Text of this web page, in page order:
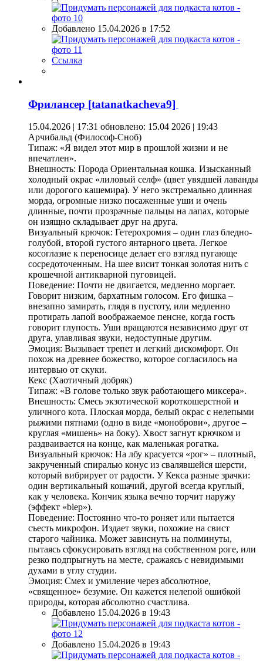
Добавлено 15.04.2026 в 17:52
Ссылка
Фрилансер [tatanatkacheva9]
15.04.2026 | 17:31 обновлено: 15.04 2026 | 19:43
Арчибальд (Философ-Сноб)
Типаж: «Я видел этот мир в прошлой жизни и не
впечатлен».
Внешность: Порода Ориентальная кошка. Изысканный
холодный окрас «лиловый селф» (цвет увядшей лаванды
или дорогого кашемира). У него экстремально длинная
морда, огромные низко посаженные уши и очень
длинные, почти прозрачные пальцы на лапах, которые
он изящно складывает друг на друга.
Визуальный крючок: Гетерохромия – один глаз бледно-
голубой, второй густого янтарного цвета. Легкое
косоглазие к переносице делает его взгляд пугающе
сосредоточенным. На шее висит тонкая золотая нить с
крошечной антикварной пуговицей.
Поведение: Почти не двигается, медленно моргает.
Говорит низким, бархатным голосом. Его фишка –
внезапно замирать, глядя в пустоту, или медленно
протирать лапой воображаемое пенсне, когда гость
говорит глупость. Уши вращаются независимо друг от
друга, улавливая звуки, недоступные другим.
Эмоция: Вызывает трепет и легкий дискомфорт. Он
похож на древнее божество, которое согласилось на
интервью от скуки.
Кекс (Хаотичный добряк)
Типаж: «В голове только звук работающего миксера».
Внешность: Смесь экзотической короткошерстной и
уличного кота. Плоская морда, белый окрас с нелепыми
рыжими пятнами (одно в виде «моноброви», другое –
круглая «мишень» на боку). Хвост загнут крючком и
раздваивается на конце, как маленькая рогатка.
Визуальный крючок: На лбу красуется «рог» – плотный,
закрученный спиралью конус из свалявшейся шерсти,
который вибрирует от радости. У Кекса разные зрачки:
один вертикальный кошачий, другой всегда круглый,
как у человека. Кончик языка вечно торчит наружу
(эффект «blep»).
Поведение: Постоянно что-то роняет или пытается
съесть микрофон. Издает звуки, похожие на свист
старого чайника. Может зависнуть на полминуты,
пытаясь сфокусировать взгляд на собственном роге, или
резко подпрыгнуть на месте, сражаясь с невидимыми
духами в углу студии.
Эмоция: Смех и умиление через абсолютное,
«священное» безумие. Он кажется нелепой ошибкой
природы, которая абсолютно счастлива.
Добавлено 15.04.2026 в 19:43
Добавлено 15.04.2026 в 19:43